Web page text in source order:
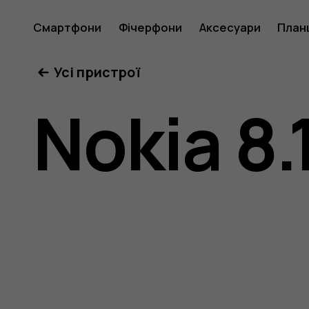
Nokia
Смартфони Фічерфони Аксесуари
Усі пристрої
Nokia